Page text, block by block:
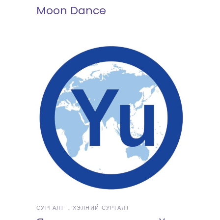
Moon Dance
СУРГАЛТ ХЭЛНИЙ СУРГАЛТ